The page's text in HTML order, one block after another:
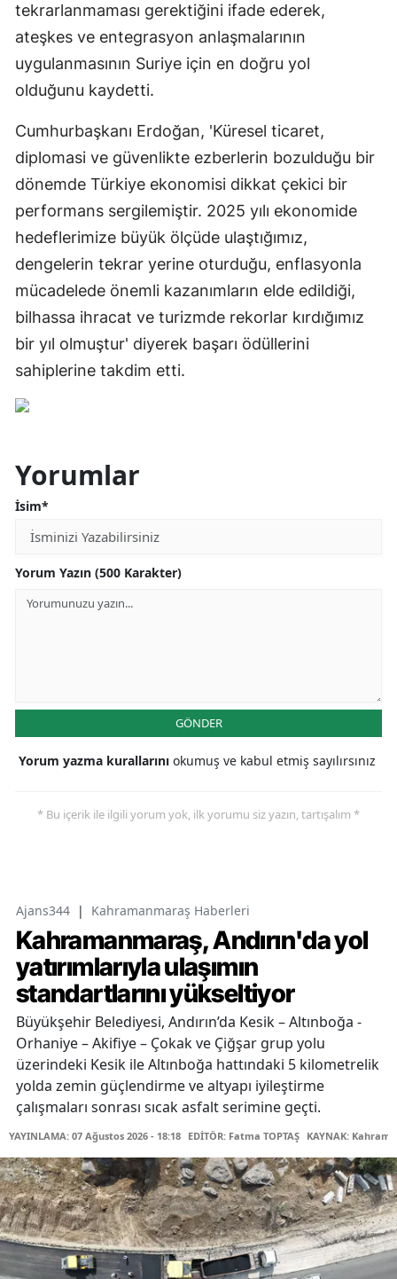
tekrarlanmaması gerektiğini ifade ederek,
ateşkes ve entegrasyon anlaşmalarının
uygulanmasının Suriye için en doğru yol
olduğunu kaydetti.
Cumhurbaşkanı Erdoğan, 'Küresel ticaret,
diplomasi ve güvenlikte ezberlerin bozulduğu bir
dönemde Türkiye ekonomisi dikkat çekici bir
performans sergilemiştir. 2025 yılı ekonomide
hedeflerimize büyük ölçüde ulaştığımız,
dengelerin tekrar yerine oturduğu, enflasyonla
mücadelede önemli kazanımların elde edildiği,
bilhassa ihracat ve turizmde rekorlar kırdığımız
bir yıl olmuştur' diyerek başarı ödüllerini
sahiplerine takdim etti.
Yorumlar
İsim*
Yorum Yazın (500 Karakter)
GÖNDER
Yorum yazma kurallarını okumuş ve kabul etmiş sayılırsınız
* Bu içerik ile ilgili yorum yok, ilk yorumu siz yazın, tartışalım *
Ajans344 | Kahramanmaraş Haberleri
Kahramanmaraş, Andırın'da yol
yatırımlarıyla ulaşımın
standartlarını yükseltiyor
Büyükşehir Belediyesi, Andırın’da Kesik – Altınboğa -
Orhaniye – Akifiye – Çokak ve Çiğşar grup yolu
üzerindeki Kesik ile Altınboğa hattındaki 5 kilometrelik
yolda zemin güçlendirme ve altyapı iyileştirme
çalışmaları sonrası sıcak asfalt serimine geçti.
YAYINLAMA: 07 Ağustos 2026 - 18:18 EDİTÖR: Fatma TOPTAŞ KAYNAK: